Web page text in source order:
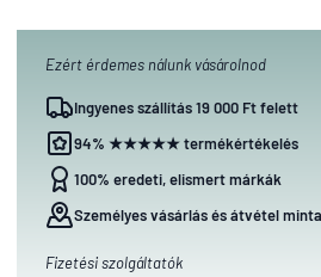
Ezért érdemes nálunk vásárolnod
Ingyenes szállítás 19 000 Ft felett
94% ★★★★★ termékértékelés
100% eredeti, elismert márkák
Személyes vásárlás és átvétel
Fizetési szolgáltatók